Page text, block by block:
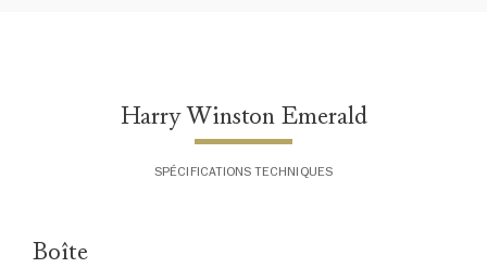
Harry Winston Emerald
SPÉCIFICATIONS TECHNIQUES
Boîte